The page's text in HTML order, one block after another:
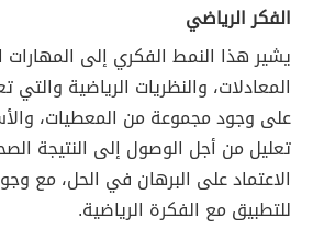
الفكر الرياضي
يشير هذا النمط الفكري إلى
المعادلات، والنظريات الرياضية
على وجود مجموعة من المعطيات،
تعليل من أجل الوصول إلى النتيجة
الاعتماد على البرهان في الحل، مع
للتطبيق مع الفكرة الرياضية.